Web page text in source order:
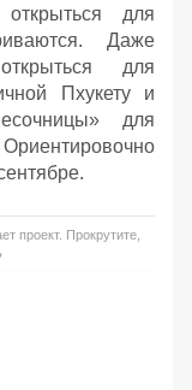
для
Даже
для
Пхукету и
для
проект. Прокрутите,